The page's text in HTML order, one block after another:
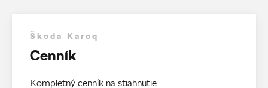
Škoda Karoq
Cenník
Kompletný cenník na stiahnutie